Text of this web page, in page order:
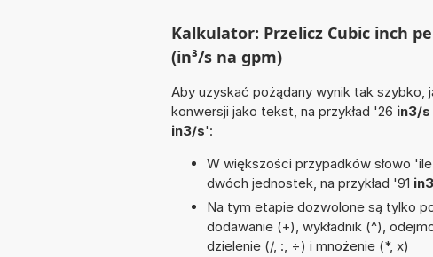
Kalkulator: Przelicz Cubic inch
(in³/s na gpm)
Aby uzyskać pożądany wynik tak
konwersji jako tekst, na przykład '26 in3/
in3/s':
W większości przypadków słowo
dwóch jednostek, na przykład '91
Na tym etapie dozwolone są tylko
dodawanie (+), wykładnik (^),
dzielenie (/, :, ÷) i mnożenie (*, x)